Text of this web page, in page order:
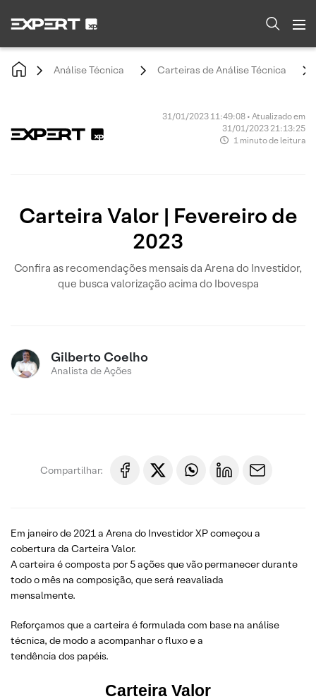
Análise Técnica Carteiras de Análise Técnica
31/01/2023 11:49:08 • Atualizado em
31/01/2023 21:13:25
1 minuto de leitura
Carteira Valor | Fevereiro de
2023
Confira as recomendações mensais da Arena do Investidor,
que busca valorização acima do Ibovespa
Gilberto Coelho
Analista de Ações
Compartilhar:
Em janeiro de 2021 a Arena do Investidor XP começou a
cobertura da Carteira Valor.
A carteira é composta por 5 ações que vão permanecer durante
todo o mês na composição, que será reavaliada
mensalmente.
Reforçamos que a carteira é formulada com base na análise
técnica, de modo a acompanhar o fluxo e a
tendência dos papéis.
Carteira Valor